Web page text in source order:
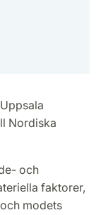
Nordiska
och
faktorer,
modets